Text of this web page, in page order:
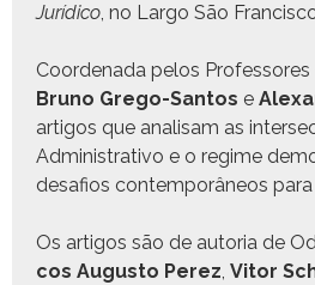
Jurídi­co, no Largo São
Coor­de­na­da pelos Pro­fes­sores
Bruno Grego-San­tos e
arti­gos que anal­isam as
Admin­is­tra­ti­vo e o regime
desafios con­tem­porâ­neos
Os arti­gos são de auto­ria de
cos Augus­to Perez, Vitor